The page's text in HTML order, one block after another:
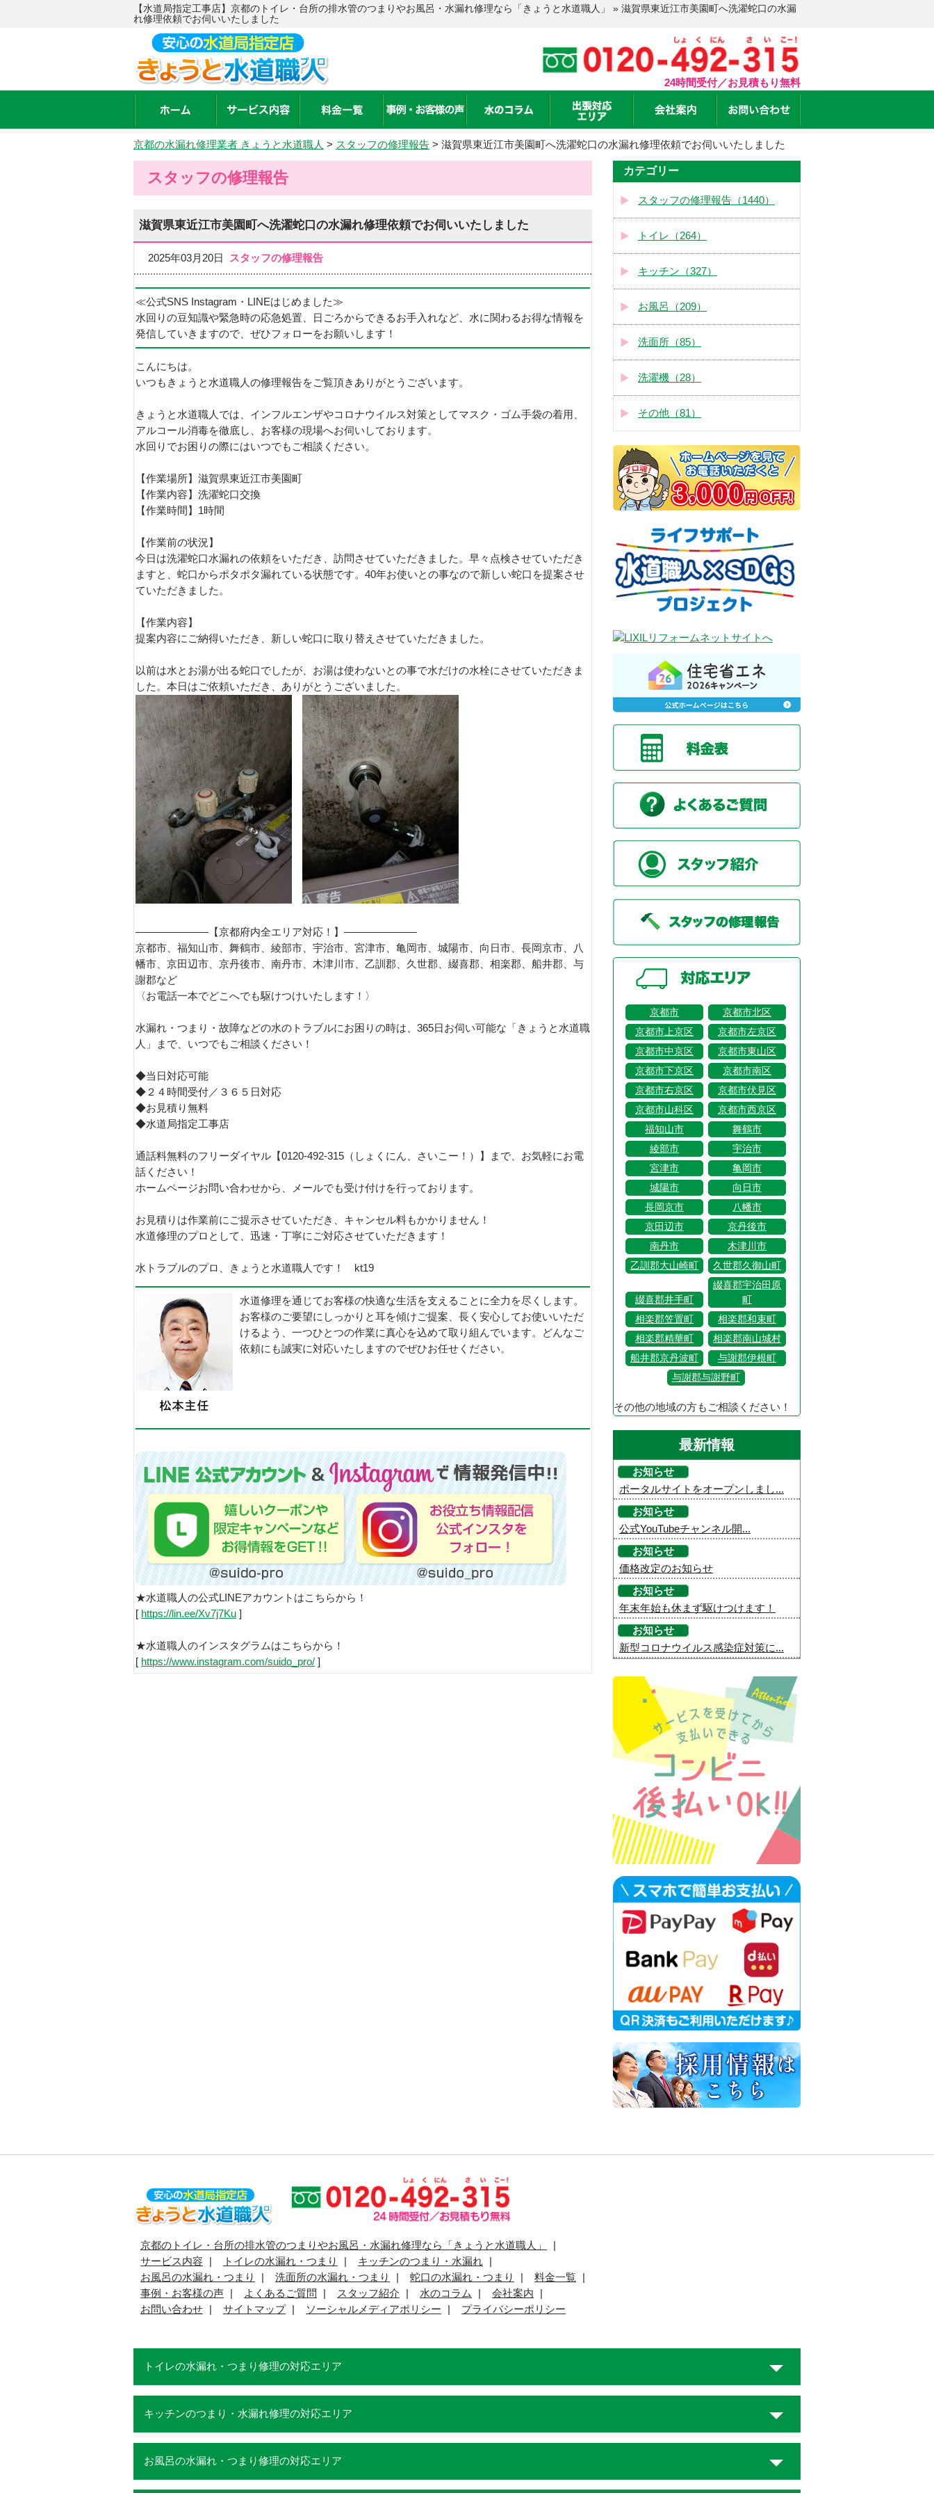
【水道局指定工事店】京都のトイレ・台所の排水管のつまりやお風呂・水漏れ修理なら「きょうと水道職人」 » 滋賀県東近江市美園町へ洗濯蛇口の水漏
れ修理依頼でお伺いいたしました
24時間受付／お見積もり無料
京都の水漏れ修理業者 きょうと水道職人 > スタッフの修理報告 > 滋賀県東近江市美園町へ洗濯蛇口の水漏れ修理依頼でお伺いいたしました
スタッフの修理報告
滋賀県東近江市美園町へ洗濯蛇口の水漏れ修理依頼でお伺いいたしました
2025年03月20日 スタッフの修理報告
≪公式SNS Instagram・LINEはじめました≫
水回りの豆知識や緊急時の応急処置、日ごろからできるお手入れなど、水に関わるお得な情報を
発信していきますので、ぜひフォローをお願いします！
こんにちは。
いつもきょうと水道職人の修理報告をご覧頂きありがとうございます。
きょうと水道職人では、インフルエンザやコロナウイルス対策としてマスク・ゴム手袋の着用、
アルコール消毒を徹底し、お客様の現場へお伺いしております。
水回りでお困りの際にはいつでもご相談ください。
【作業場所】滋賀県東近江市美園町
【作業内容】洗濯蛇口交換
【作業時間】1時間
【作業前の状況】
今日は洗濯蛇口水漏れの依頼をいただき、訪問させていただきました。早々点検させていただき
ますと、蛇口からポタポタ漏れている状態です。40年お使いとの事なので新しい蛇口を提案させ
ていただきました。
【作業内容】
提案内容にご納得いただき、新しい蛇口に取り替えさせていただきました。
以前は水とお湯が出る蛇口でしたが、お湯は使わないとの事で水だけの水栓にさせていただきま
した。本日はご依頼いただき、ありがとうございました。
———————【京都府内全エリア対応！】———————
京都市、福知山市、舞鶴市、綾部市、宇治市、宮津市、亀岡市、城陽市、向日市、長岡京市、八
幡市、京田辺市、京丹後市、南丹市、木津川市、乙訓郡、久世郡、綴喜郡、相楽郡、船井郡、与
謝郡など
〈お電話一本でどこへでも駆けつけいたします！〉
水漏れ・つまり・故障などの水のトラブルにお困りの時は、365日お伺い可能な「きょうと水道職
人」まで、いつでもご相談ください！
◆当日対応可能
◆２４時間受付／３６５日対応
◆お見積り無料
◆水道局指定工事店
通話料無料のフリーダイヤル【0120-492-315（しょくにん、さいこー！）】まで、お気軽にお電
話ください！
ホームページお問い合わせから、メールでも受け付けを行っております。
お見積りは作業前にご提示させていただき、キャンセル料もかかりません！
水道修理のプロとして、迅速・丁寧にご対応させていただきます！
水トラブルのプロ、きょうと水道職人です！ kt19
水道修理を通じてお客様の快適な生活を支えることに全力を尽くします。
お客様のご要望にしっかりと耳を傾けご提案、長く安心してお使いいただ
けるよう、一つひとつの作業に真心を込めて取り組んでいます。どんなご
依頼にも誠実に対応いたしますのでぜひお任せください。
★水道職人の公式LINEアカウントはこちらから！
[ https://lin.ee/Xv7j7Ku ]
★水道職人のインスタグラムはこちらから！
[ https://www.instagram.com/suido_pro/ ]
カテゴリー
スタッフの修理報告（1440）
トイレ（264）
キッチン（327）
お風呂（209）
洗面所（85）
洗濯機（28）
その他（81）
京都市
京都市北区
京都市上京区
京都市左京区
京都市中京区
京都市東山区
京都市下京区
京都市南区
京都市右京区
京都市伏見区
京都市山科区
京都市西京区
福知山市
舞鶴市
綾部市
宇治市
宮津市
亀岡市
城陽市
向日市
長岡京市
八幡市
京田辺市
京丹後市
南丹市
木津川市
乙訓郡大山崎町
久世郡久御山町
綴喜郡井手町
綴喜郡宇治田原
町
相楽郡笠置町
相楽郡和束町
相楽郡精華町
相楽郡南山城村
船井郡京丹波町
与謝郡伊根町
与謝郡与謝野町
その他の地域の方もご相談ください！
最新情報
お知らせ
ポータルサイトをオープンしまし...
お知らせ
公式YouTubeチャンネル開...
お知らせ
価格改定のお知らせ
お知らせ
年末年始も休まず駆けつけます！
お知らせ
新型コロナウイルス感染症対策に...
京都のトイレ・台所の排水管のつまりやお風呂・水漏れ修理なら「きょうと水道職人」
サービス内容
トイレの水漏れ・つまり
キッチンのつまり・水漏れ
お風呂の水漏れ・つまり
洗面所の水漏れ・つまり 蛇口の水漏れ・つまり
料金一覧
事例・お客様の声
よくあるご質問 スタッフ紹介 水のコラム
会社案内
お問い合わせ
サイトマップ ソーシャルメディアポリシー プライバシーポリシー
トイレの水漏れ・つまり修理の対応エリア
キッチンのつまり・水漏れ修理の対応エリア
お風呂の水漏れ・つまり修理の対応エリア